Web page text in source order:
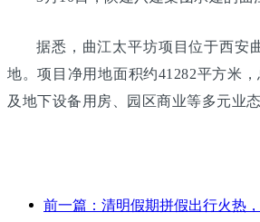
据悉，曲江太平坊项目位于西安
地。项目净用地面积约41282平方米
及地下设备用房、园区商业等多元业